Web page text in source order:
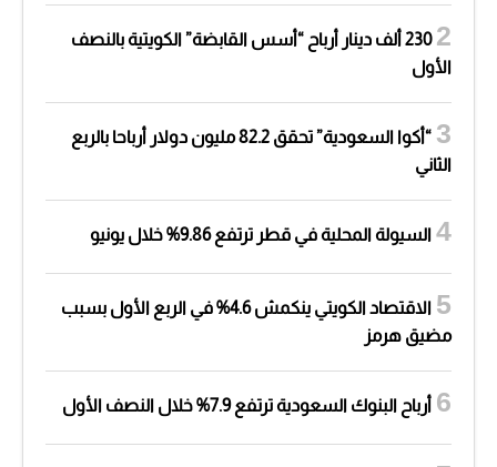
230 ألف دينار أرباح “أسس القابضة” الكويتية بالنصف
الأول
“أكوا السعودية” تحقق 82.2 مليون دولار أرباحا بالربع
الثاني
السيولة المحلية في قطر ترتفع 9.86% خلال يونيو
الاقتصاد الكويتي ينكمش 4.6% في الربع الأول بسبب
مضيق هرمز
أرباح البنوك السعودية ترتفع 7.9% خلال النصف الأول